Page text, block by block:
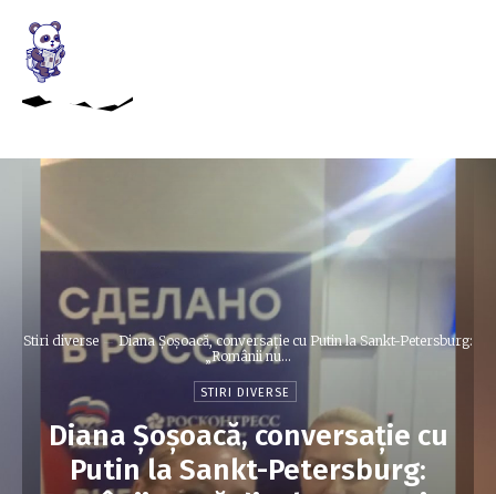
Stiri diverse
Diana Șoșoacă, conversație cu Putin la Sankt-Petersburg:
„Românii nu...
STIRI DIVERSE
Diana Șoșoacă, conversație cu
Putin la Sankt-Petersburg: